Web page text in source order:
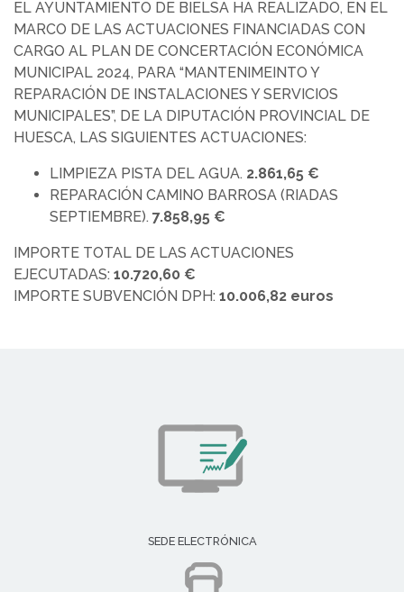
EL AYUNTAMIENTO DE BIELSA HA REALIZADO, EN EL
MARCO DE LAS ACTUACIONES FINANCIADAS CON
CARGO AL PLAN DE CONCERTACIÓN ECONÓMICA
MUNICIPAL 2024, PARA “MANTENIMEINTO Y
REPARACIÓN DE INSTALACIONES Y SERVICIOS
MUNICIPALES”, DE LA DIPUTACIÓN PROVINCIAL DE
HUESCA, LAS SIGUIENTES ACTUACIONES:
LIMPIEZA PISTA DEL AGUA. 2.861,65 €
REPARACIÓN CAMINO BARROSA (RIADAS
SEPTIEMBRE). 7.858,95 €
IMPORTE TOTAL DE LAS ACTUACIONES
EJECUTADAS: 10.720,60 €
IMPORTE SUBVENCIÓN DPH: 10.006,82 euros
SEDE ELECTRÓNICA